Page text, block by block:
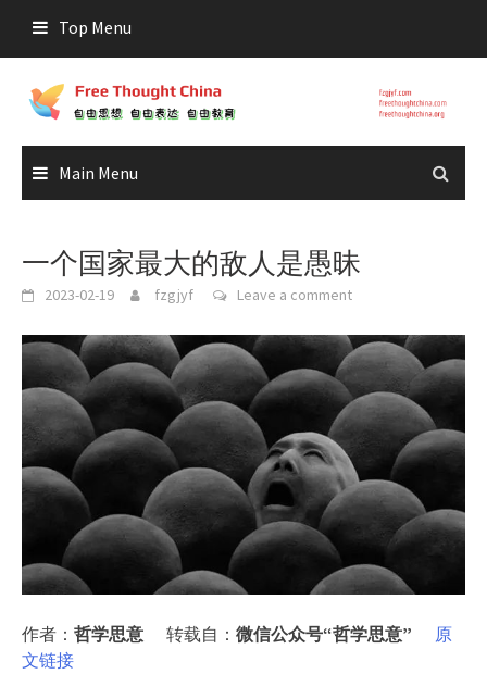
content
Top Menu
Main Menu
一个国家最大的敌人是愚昧
2023-02-19 fzgjyf Leave a comment
作者： 哲学思意 转载自： 微信公众号“哲学思意”
原
文链接